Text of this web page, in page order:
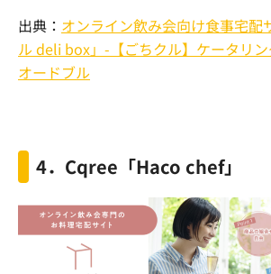
出典： オンライン飲み会向け食事宅配
ル deli box」-【ごちクル】ケータリン
オードブル
4． Cqree 「Haco chef」